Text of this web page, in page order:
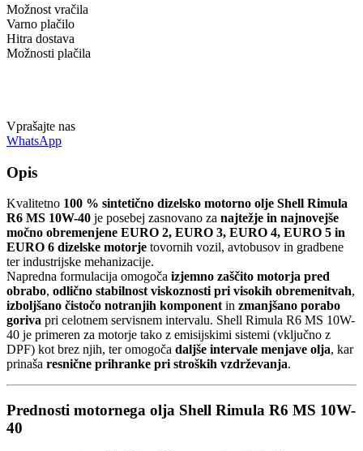
Možnost vračila
Varno plačilo
Hitra dostava
Možnosti plačila
Vprašajte nas
WhatsApp
Opis
Kvalitetno 100 % sintetično dizelsko motorno olje Shell Rimula
R6 MS 10W-40 je posebej zasnovano za najtežje in najnovejše
močno obremenjene EURO 2, EURO 3, EURO 4, EURO 5 in
EURO 6 dizelske motorje tovornih vozil, avtobusov in gradbene
ter industrijske mehanizacije.
Napredna formulacija omogoča izjemno zaščito motorja pred
obrabo, odlično stabilnost viskoznosti pri visokih obremenitvah,
izboljšano čistočo notranjih komponent in zmanjšano porabo
goriva pri celotnem servisnem intervalu. Shell Rimula R6 MS 10W-
40 je primeren za motorje tako z emisijskimi sistemi (vključno z
DPF) kot brez njih, ter omogoča daljše intervale menjave olja, kar
prinaša resnične prihranke pri stroških vzdrževanja.
Prednosti motornega olja Shell Rimula R6 MS 10W-
40